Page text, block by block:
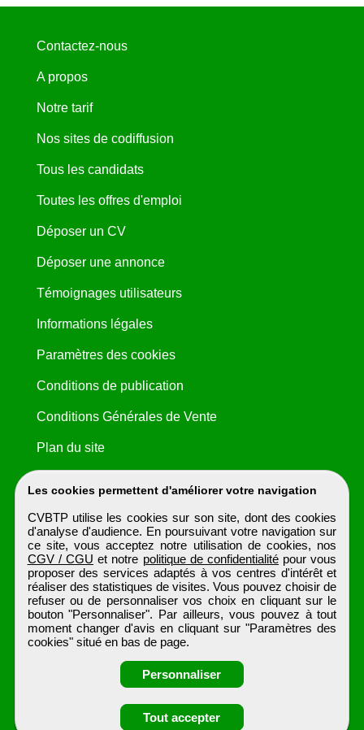
Obtenir ses
Les cookies permettent d'améliorer votre navigation
CVBTP utilise les cookies sur son site, dont des cookies
d'analyse d'audience. En poursuivant votre navigation sur
ce site, vous acceptez notre utilisation de cookies, nos
CGV / CGU et notre politique de confidentialité pour vous
proposer des services adaptés à vos centres d'intérêt et
réaliser des statistiques de visites. Vous pouvez choisir de
refuser ou de personnaliser vos choix en cliquant sur le
bouton "Personnaliser". Par ailleurs, vous pouvez à tout
moment changer d'avis en cliquant sur "Paramètres des
cookies" situé en bas de page.
Personnaliser
Tout accepter
Contactez-nous
A propos
Notre tarif
Nos sites de codiffusion
Tous les candidats
Toutes les offres d'emploi
Déposer un CV
Déposer une annonce
Témoignages utilisateurs
Informations légales
Paramètres des cookies
Conditions de publication
Conditions Générales de Vente
Plan du site